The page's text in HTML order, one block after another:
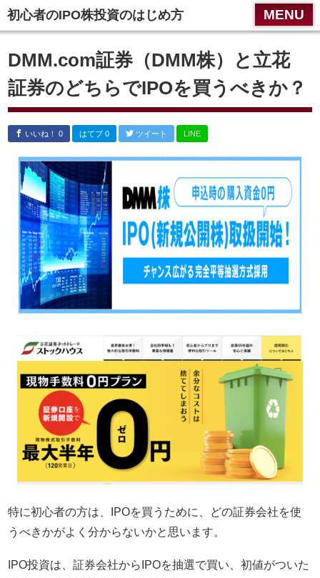
初心者のIPO株投資のはじめ方 MENU
スマホメニュー
初心者へ
IPOネット証券会社ランキング【2025年版】
IPO抽選ルール
IPO当選実績
運営者情報
DMM.com証券（DMM株）と立花
証券のどちらでIPOを買うべきか？
いいね！ 0 はてブ 0 ツイート LINE
特に初心者の方は、IPOを買うために、どの証券会社を使
うべきかがよく分からないかと思います。
IPO投資は、証券会社からIPOを抽選で買い、初値がついた